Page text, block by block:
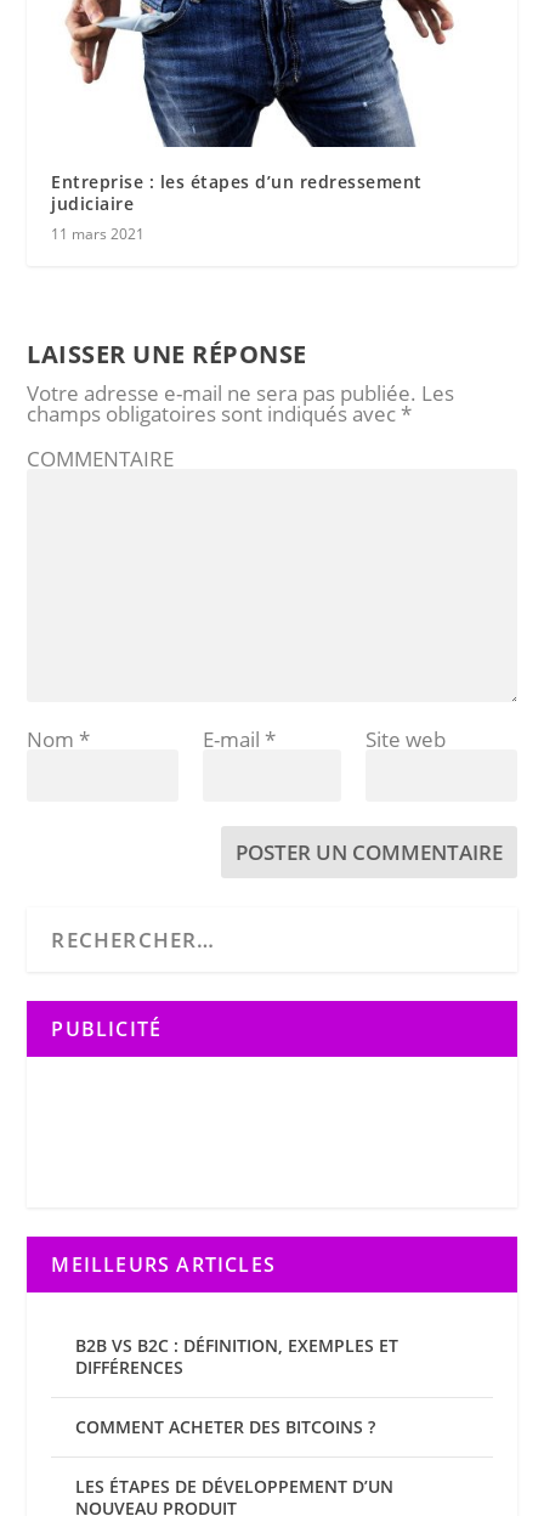
Entreprise : les étapes d’un redressement
judiciaire
11 mars 2021
LAISSER UNE RÉPONSE
Votre adresse e-mail ne sera pas publiée. Les
champs obligatoires sont indiqués avec*
COMMENTAIRE
Nom* E-mail * Site web
PUBLICITÉ
MEILLEURS ARTICLES
B2B VS B2C : DÉFINITION, EXEMPLES ET
DIFFÉRENCES
COMMENT ACHETER DES BITCOINS ?
LES ÉTAPES DE DÉVELOPPEMENT D’UN
NOUVEAU PRODUIT